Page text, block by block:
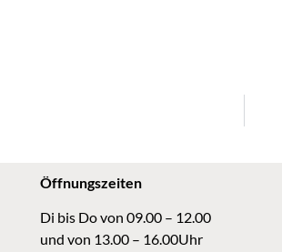
Öffnungszeiten
Di bis Do von 09.00 – 12.00
und von 13.00 – 16.00Uhr